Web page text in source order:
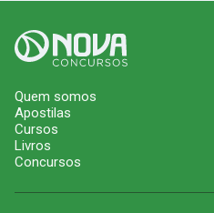
Quem somos
Apostilas
Cursos
Livros
Concursos